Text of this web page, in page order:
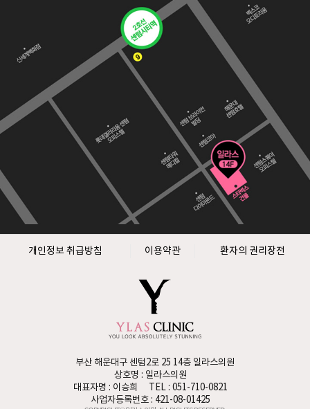
개인정보 취급방침 이용약관 환자의 권리장전
부산 해운대구 센텀2로 25 14층 일라스의원
상호명 : 일라스의원
대표자명 : 이승희
TEL : 051-710-0821
사업자등록번호 : 421-08-01425